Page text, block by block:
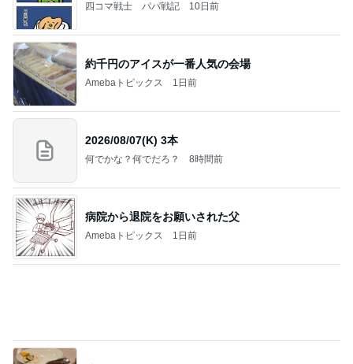
四コマ戦士 パパ戦記 10日前
約千円のアイスが一番人気の会場
Amebaトピックス 1日前
2026/08/07(K) 3本
何でかな？何でだろ？ 8時間前
病院から退院をお願いされた父
Amebaトピックス 1日前